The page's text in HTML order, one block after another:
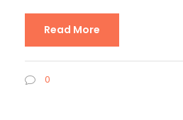
Read More
0